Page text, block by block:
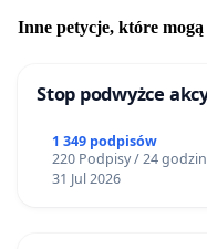
Inne petycje, które mogą
Stop podwyżce
1 349 podpisów
220 Podpisy / 24 godzin
31 Jul 2026